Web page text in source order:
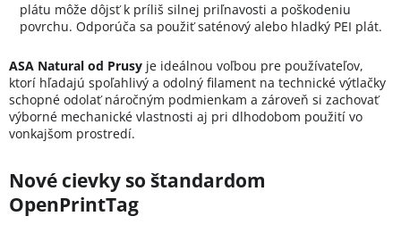
plátu môže dôjsť k príliš silnej priľnavosti a poškodeniu
povrchu. Odporúča sa použiť saténový alebo hladký PEI plát.
ASA Natural od Prusy je ideálnou voľbou pre používateľov,
ktorí hľadajú spoľahlivý a odolný filament na technické výtlačky
schopné odolať náročným podmienkam a zároveň si zachovať
výborné mechanické vlastnosti aj pri dlhodobom použití vo
vonkajšom prostredí.
Nové cievky so štandardom
OpenPrintTag